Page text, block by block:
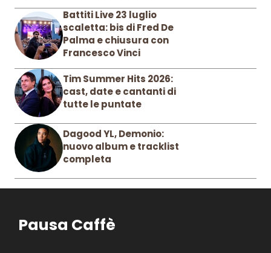
Battiti Live 23 luglio
scaletta: bis di Fred De
Palma e chiusura con
Francesco Vinci
Tim Summer Hits 2026:
cast, date e cantanti di
tutte le puntate
Dagood YL, Demonio:
nuovo album e tracklist
completa
Pausa Caffè